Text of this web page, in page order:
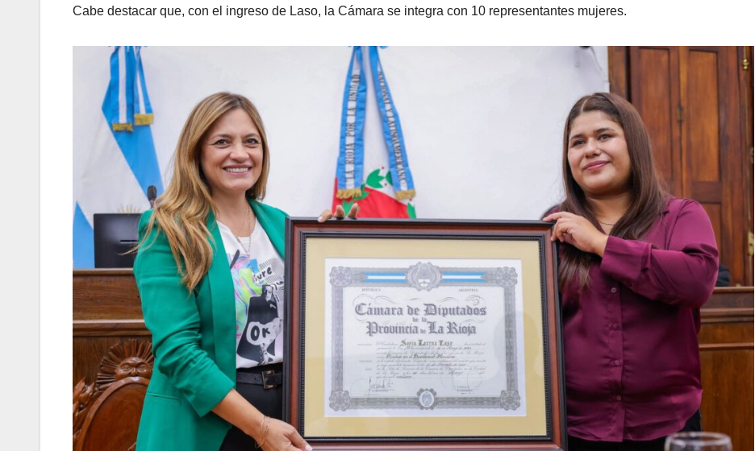
Cabe destacar que, con el ingreso de Laso, la Cámara se integra con 10 representantes mujeres.